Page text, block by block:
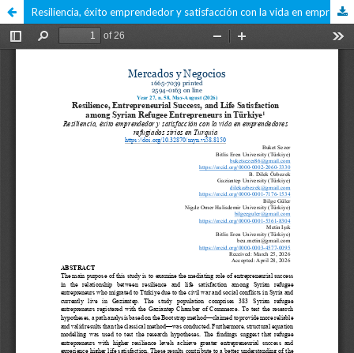
Resiliencia, éxito emprendedor y satisfacción con la vida en emprendedores refugiados sirios en Turquía